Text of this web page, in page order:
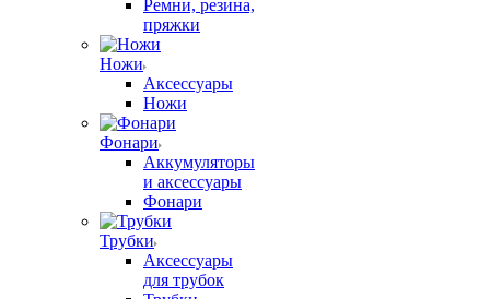
Ремни, резина,
пряжки
Ножи
Аксессуары
Ножи
Фонари
Аккумуляторы
и аксессуары
Фонари
Трубки
Аксессуары
для трубок